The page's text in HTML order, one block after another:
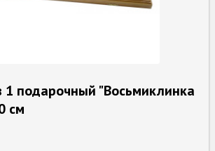
1 подарочный "Восьмиклинка
cм